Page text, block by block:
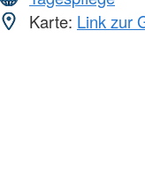
Karte: Link zur